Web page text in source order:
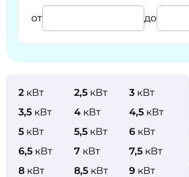
от до
2 кВт 2,5 кВт 3 кВт
3,5 кВт 4 кВт 4,5 кВт
5 кВт 5,5 кВт 6 кВт
6,5 кВт 7 кВт 7,5 кВт
8 кВт 8,5 кВт 9 кВт